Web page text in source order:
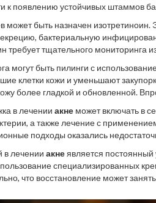
к появлению устойчивых штаммов
может быть назначен
бактериальную
требует тщательного мониторинга
могут быть пилинги с
клетки кожи и уменьшают
более гладкой и обновленной.
в лечении акне может включать в
а также лечение с
подходы оказались
без излишнего риска повреждения
в лечении акнеявляется
специализированных
что восстановление может